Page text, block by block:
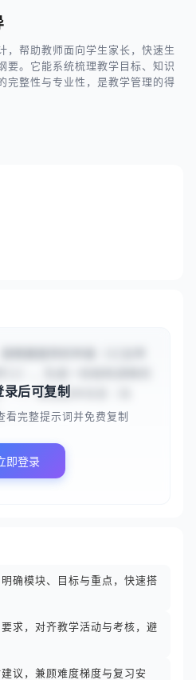
，帮助教师面向学生家长，快速生
要。它能系统梳理教学目标、知识
完整性与专业性，是教学管理的得
一、课程基本信息（名
、...
录后可复制
看完整提示词并免费复制
即登录
确模块、目标与重点，快速搭
求，对齐教学活动与考核，避
议，兼顾难度梯度与复习安